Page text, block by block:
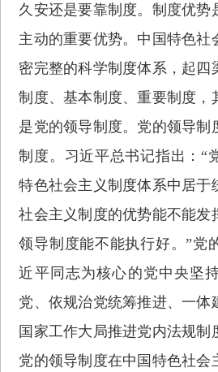
久安还是要靠制度。制度优势
主动的重要优势。中国特色社
密完整的科学制度体系，起四
制度、基本制度、重要制度，
是党的领导制度。党的领导制
制度。习近平总书记指出：“
特色社会主义制度体系中居于
社会主义制度的优势能不能发
领导制度能不能执行好。”党
近平同志为核心的党中央坚
党、依规治党统筹推进、一体
国家工作大局推进党内法规制
党的领导制度在中国特色社会